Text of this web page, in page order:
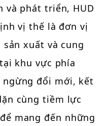
và phát triển, HUD
vị thế là đơn vị
xuất và cung
khu vực phía
ngừng đổi mới, kết
cùng tiềm lực
mang đến những